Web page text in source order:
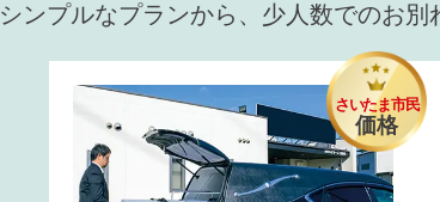
シンプルなプランから、少人数でのお
さいたま市民
価格